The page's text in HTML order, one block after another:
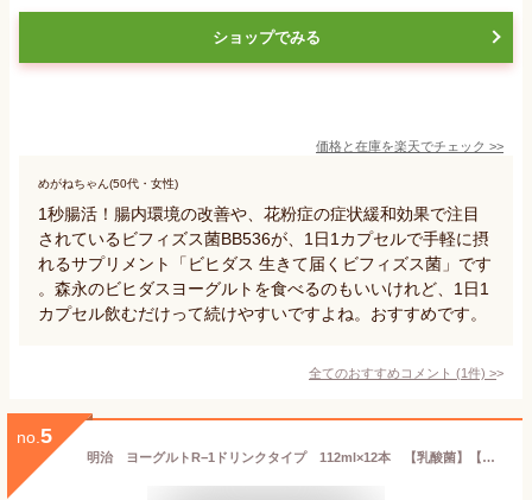
ショップでみる
価格と在庫を楽天でチェック >>
めがねちゃん(50代・女性)
1秒腸活！腸内環境の改善や、花粉症の症状緩和効果で注目
されているビフィズス菌BB536が、1日1カプセルで手軽に摂
れるサプリメント「ビヒダス 生きて届くビフィズス菌」です
。森永のビヒダスヨーグルトを食べるのもいいけれど、1日1
カプセル飲むだけって続けやすいですよね。おすすめです。
全てのおすすめコメント (1件) >
no. 5
明治 ヨーグルトR−1ドリンクタイプ 112ml×12本 【乳酸菌】【はっ酵乳】【要冷蔵】 05P03Dec16【RCP】